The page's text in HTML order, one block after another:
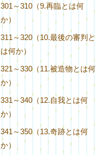
301～310（9.再臨とは何
か）
311～320（10.最後の審判と
は何か）
321～330（11.被造物とは何
か）
331～340（12.自我とは何
か）
341～350（13.奇跡とは何
か）